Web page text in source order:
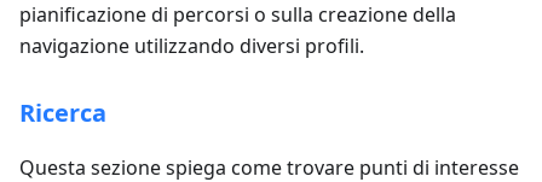
pianificazione di percorsi o sulla creazione della
navigazione utilizzando diversi profili.
Ricerca
Questa sezione spiega come trovare punti di interesse